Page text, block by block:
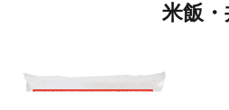
米飯